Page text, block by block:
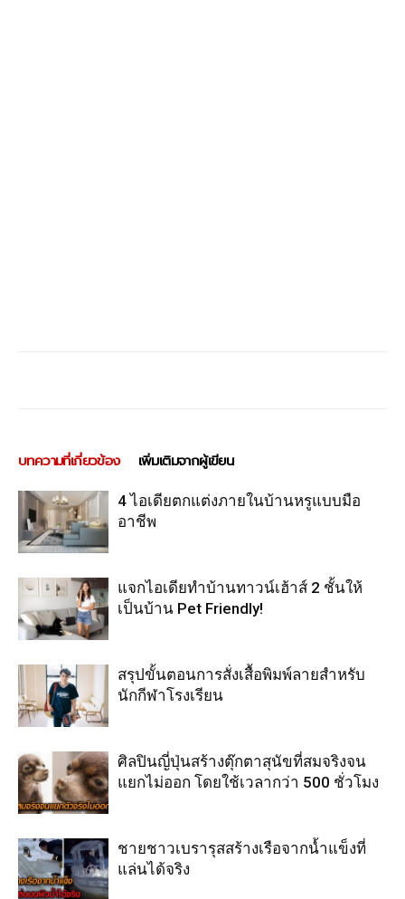
บทความที่เกี่ยวข้อง เพิ่มเติมจากผู้เขียน
4 ไอเดียตกแต่งภายในบ้านหรูแบบมือ
อาชีพ
แจกไอเดียทำบ้านทาวน์เฮ้าส์ 2 ชั้นให้
เป็นบ้าน Pet Friendly!
สรุปขั้นตอนการสั่งเสื้อพิมพ์ลายสำหรับ
นักกีฬาโรงเรียน
ศิลปินญี่ปุ่นสร้างตุ๊กตาสุนัขที่สมจริงจน
แยกไม่ออก โดยใช้เวลากว่า 500 ชั่วโมง
ชายชาวเบรารุสสร้างเรือจากน้ำแข็งที่
แล่นได้จริง